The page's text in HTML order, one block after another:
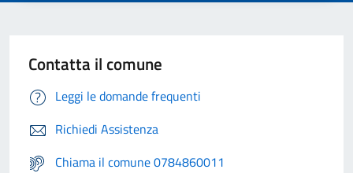
Contatta il comune
Leggi le domande frequenti
Richiedi Assistenza
Chiama il comune 0784860011